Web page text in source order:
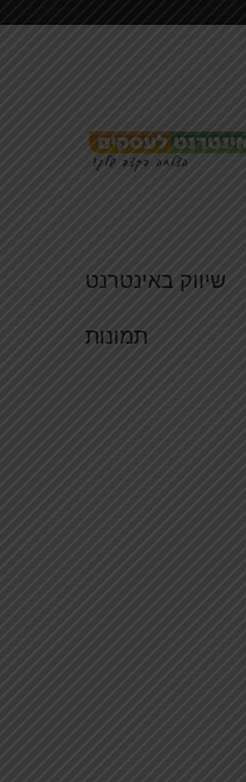
שיווק באינטרנט
תמונות